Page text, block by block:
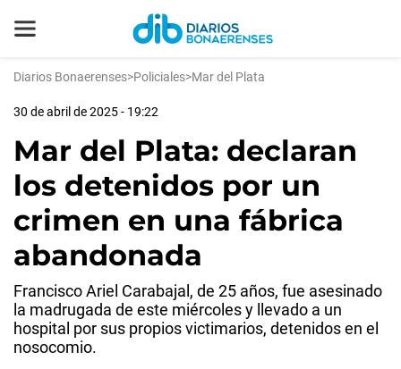
Diarios Bonaerenses>Policiales>Mar del Plata
30 de abril de 2025 - 19:22
Mar del Plata: declaran
los detenidos por un
crimen en una fábrica
abandonada
Francisco Ariel Carabajal, de 25 años, fue asesinado
la madrugada de este miércoles y llevado a un
hospital por sus propios victimarios, detenidos en el
nosocomio.